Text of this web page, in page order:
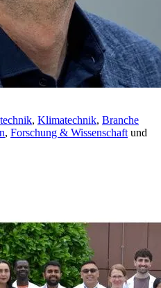
, Klimatechnik, Branche
, Forschung & Wissenschaft und